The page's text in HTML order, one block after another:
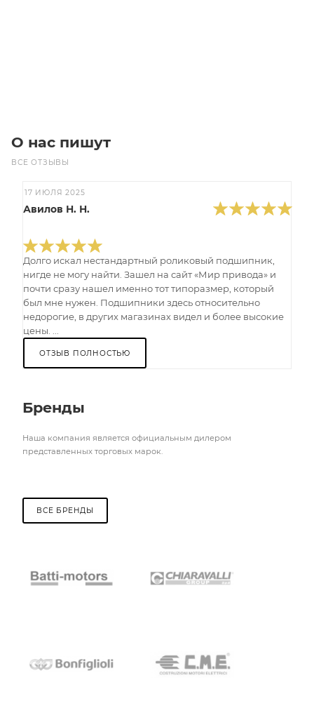
О нас пишут
ВСЕ ОТЗЫВЫ
17 ИЮЛЯ 2025
Авилов Н. Н.
Долго искал нестандартный роликовый подшипник,
нигде не могу найти. Зашел на сайт «Мир привода» и
почти сразу нашел именно тот типоразмер, который
был мне нужен. Подшипники здесь относительно
недорогие, в других магазинах видел и более высокие
цены. ...
ОТЗЫВ ПОЛНОСТЬЮ
Бренды
Наша компания является официальным дилером
представленных торговых марок.
ВСЕ БРЕНДЫ